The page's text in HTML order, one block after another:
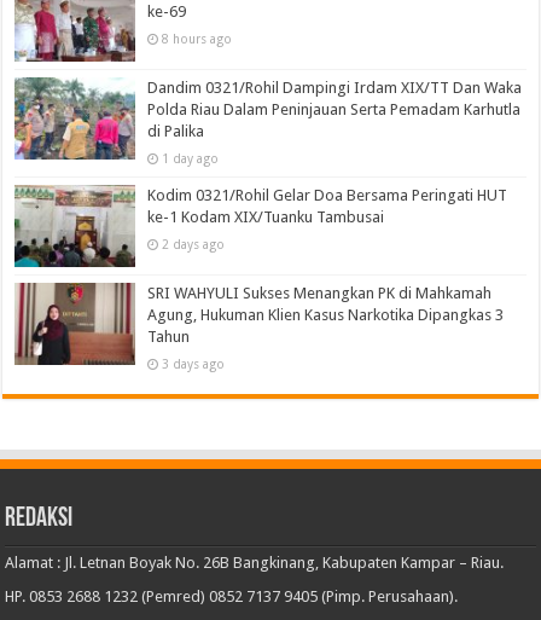
ke-69
8 hours ago
Dandim 0321/Rohil Dampingi Irdam XIX/TT Dan Waka
Polda Riau Dalam Peninjauan Serta Pemadam Karhutla
di Palika
1 day ago
Kodim 0321/Rohil Gelar Doa Bersama Peringati HUT
ke-1 Kodam XIX/Tuanku Tambusai
2 days ago
SRI WAHYULI Sukses Menangkan PK di Mahkamah
Agung, Hukuman Klien Kasus Narkotika Dipangkas 3
Tahun
3 days ago
Redaksi
Alamat : Jl. Letnan Boyak No. 26B Bangkinang, Kabupaten Kampar – Riau.
HP. 0853 2688 1232 (Pemred) 0852 7137 9405 (Pimp. Perusahaan).